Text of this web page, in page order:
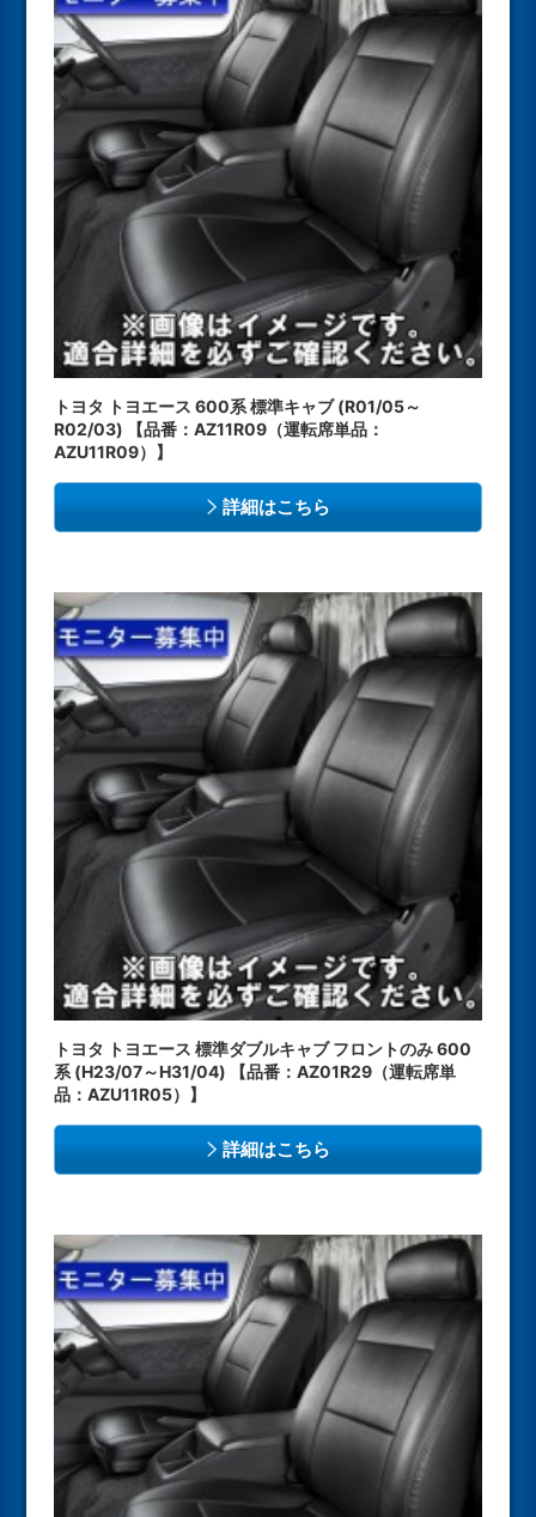
トヨタ トヨエース 600系 標準キャブ (R01/05～
R02/03) 【品番：AZ11R09（運転席単品：
AZU11R09）】
詳細はこちら
トヨタ トヨエース 標準ダブルキャブ フロントのみ 600
系 (H23/07～H31/04) 【品番：AZ01R29（運転席単
品：AZU11R05）】
詳細はこちら